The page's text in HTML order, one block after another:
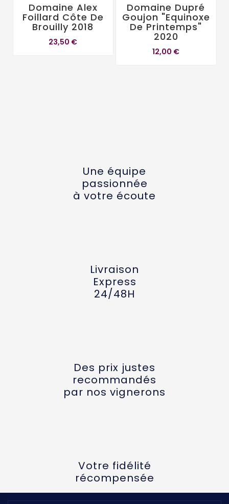
Domaine Alex
Foillard Côte De
Brouilly 2018
23,50 €
Domaine Dupré
Goujon "Equinoxe
De Printemps"
2020
12,00 €
Une équipe
passionnée
à votre écoute
Livraison
Express
24/48H
Des prix justes
recommandés
par nos vignerons
Votre fidélité
récompensée